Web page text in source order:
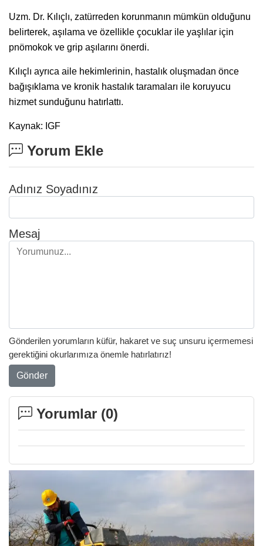
Uzm. Dr. Kılıçlı, zatürreden korunmanın mümkün olduğunu
belirterek, aşılama ve özellikle çocuklar ile yaşlılar için
pnömokok ve grip aşılarını önerdi.
Kılıçlı ayrıca aile hekimlerinin, hastalık oluşmadan önce
bağışıklama ve kronik hastalık taramaları ile koruyucu
hizmet sunduğunu hatırlattı.
Kaynak: IGF
Yorum Ekle
Adınız Soyadınız
Mesaj
Gönderilen yorumların küfür, hakaret ve suç unsuru içermemesi
gerektiğini okurlarımıza önemle hatırlatırız!
Gönder
Yorumlar (0)